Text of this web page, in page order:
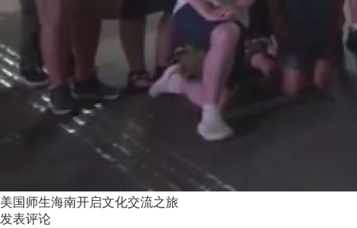
美国师生海南开启文化交流之旅
发表评论